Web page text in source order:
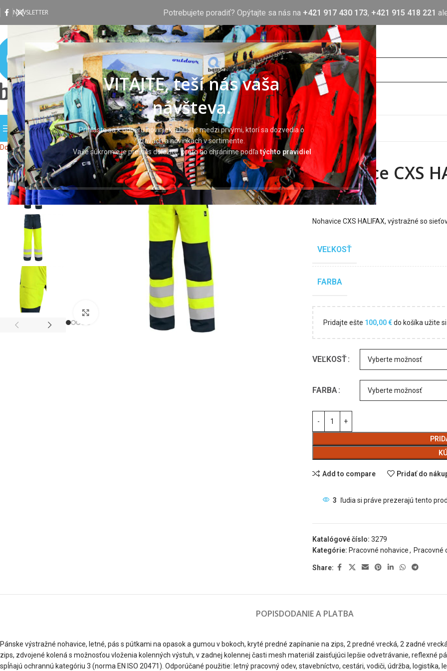
VITAJTE, teší nás vaša
návšteva.
Prihláste sa k odberu noviniek a buďte medzi prvými, ktorí sa dozvedia o
zľavách a novinkách v sortimente.
Vaše súkromie je pre nás dôležité, preto ho chránime podľatýchto pravidiel
NEWSLETTER Potrebujete poradiť? Opýtajte sa nás na +421 917 430 173, +421 915 418 221
PREHLIADAŤ KATEGÓRIE DOMOVOBCHODVLASTNÁ POTLAČ BLOGO NÁSKONTAKT
Domov Pracovné odevy Pracovné nohavice Nohavice CXS HALIFAX
Klikni pre zväčšenie
Nohavice CXS
42,91€
Nohavice CXS HALIFAX, výstražné so
VEĽKOSŤ
FARBA
Pridajte ešte 100,00€do košíka užite
VEĽKOSŤ
FARBA
Add to compare Pridať do
3 ľudia si práve prezerajú tento
Katalógové číslo: 3279
Kategórie: Pracovné nohavice, Pracovné
Share:
POPISDODANIE A PLATBA
Pánske výstražné nohavice, letné, pás s pútkami na opasok a gumou v bokoch, kryté predné zapínanie na zips, 2 predné vrecká, 2 zadné
zips, zdvojené kolená s možnosťou vloženia kolenných výstuh, v zadnej kolennej časti mesh materiál zaisťujúci lepšie odvetrávanie, reflexné
spĺňajú ochrannú kategóriu 3 (norma EN ISO 20471). Odporúčané použitie: letný pracovný odev, stavebníctvo, cestári, vodiči, údržba, logistika,